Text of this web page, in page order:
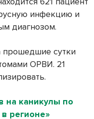
инфекцию и
диагнозом.
прошедшие сутки
ОРВИ. 21
на каникулы по
в регионе»